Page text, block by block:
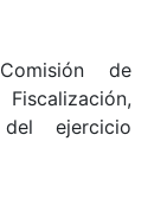
de
ejercicio